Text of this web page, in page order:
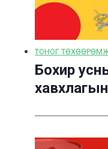
ТОНОГ
Бохир